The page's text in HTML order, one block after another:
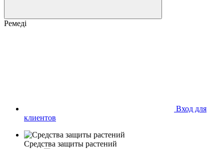
Ремеді
Вход для
клиентов
Средства защиты растений